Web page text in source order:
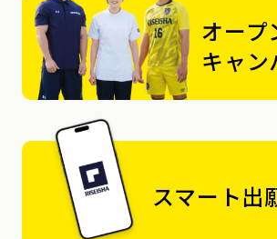
オープ
キャン
スマート出